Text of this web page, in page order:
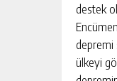
destek
depremi
ülkeyi